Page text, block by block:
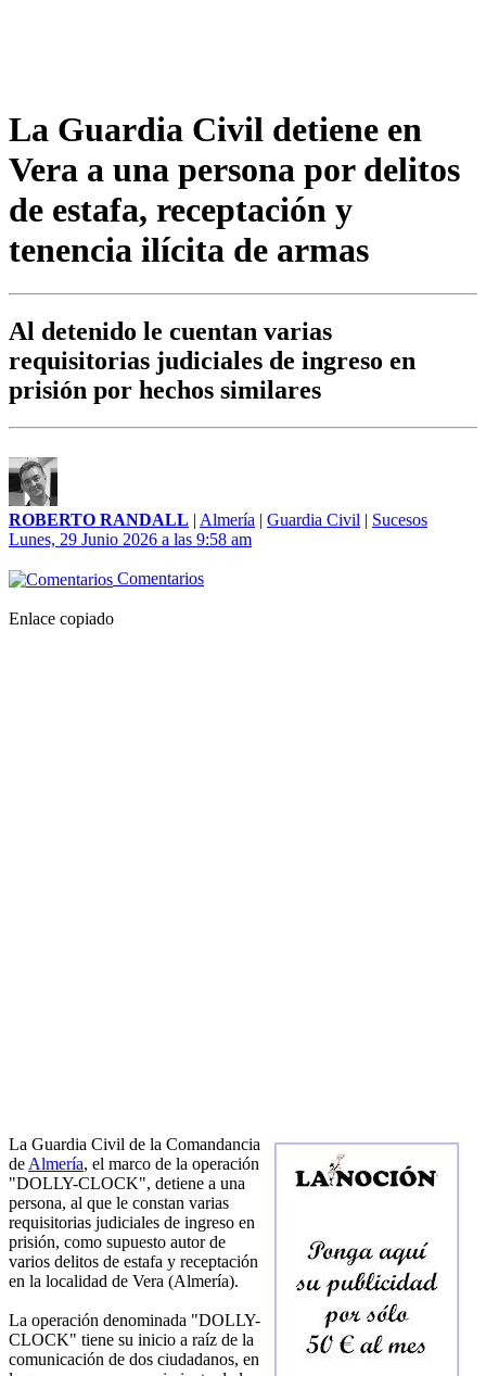
La Guardia Civil detiene en
Vera a una persona por delitos
de estafa, receptación y
tenencia ilícita de armas
Al detenido le cuentan varias
requisitorias judiciales de ingreso en
prisión por hechos similares
ROBERTO RANDALL | Almería | Guardia Civil | Sucesos
Lunes, 29 Junio 2026 a las 9:58 am
Comentarios
Enlace copiado
La Guardia Civil de la Comandancia
de Almería, el marco de la operación
"DOLLY-CLOCK", detiene a una
persona, al que le constan varias
requisitorias judiciales de ingreso en
prisión, como supuesto autor de
varios delitos de estafa y receptación
en la localidad de Vera (Almería).
La operación denominada "DOLLY-
CLOCK" tiene su inicio a raíz de la
comunicación de dos ciudadanos, en